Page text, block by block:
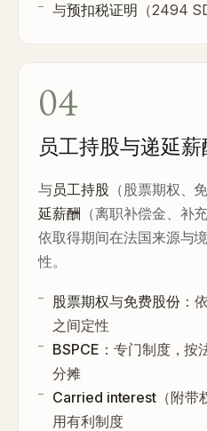
与预扣税证明 （2494
04
员工持股与递延薪
与员工持股 （股票期权、
延薪酬 （离职补偿金、
依取得期间在法国来源与
性。
股票期权与免费股份：
之间定性
BSPCE ：专门制度，按
分摊
Carried interest （附
用有利制度